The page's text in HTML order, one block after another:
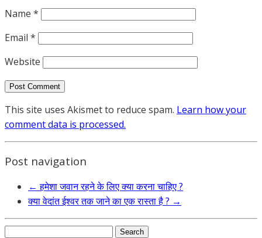
Name *
Email *
Website
This site uses Akismet to reduce spam. Learn how your
comment data is processed.
Post navigation
← हमेशा जवान रहने के लिए क्या करना चाहिए ?
क्या वेदांत ईश्वर तक जाने का एक रास्ता है ? →
Search